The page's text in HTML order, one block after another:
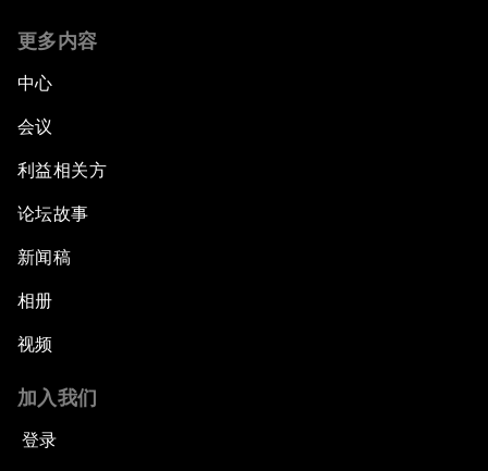
更多内容
中心
会议
利益相关方
论坛故事
新闻稿
相册
视频
加入我们
登录